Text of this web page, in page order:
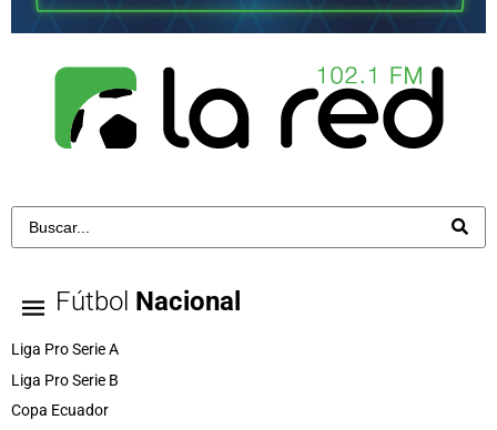
Fútbol Nacional
Liga Pro Serie A
Liga Pro Serie B
Copa Ecuador